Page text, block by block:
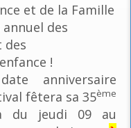
et de la Famille
des
des
!
anniversaire
fêtera sa 35ème
du jeudi 09 au